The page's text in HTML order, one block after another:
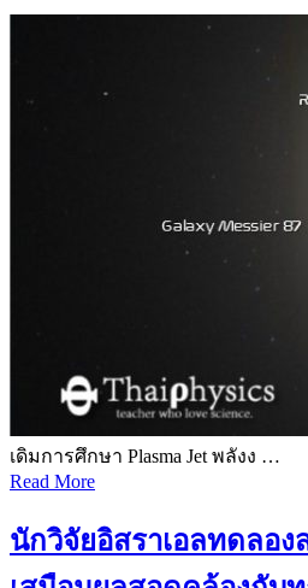
เดิมการศึกษา Plasma Jet พลังง …
Read More
นักวิจัยอิสราเอลทดลอง